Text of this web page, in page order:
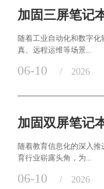
加固三屏笔记
随着工业自动化和数字
真、远程运维等场景...
06-10 / 2026
加固双屏笔记
随着教育信息化的深入
育行业崭露头角，为...
06-10 / 2026